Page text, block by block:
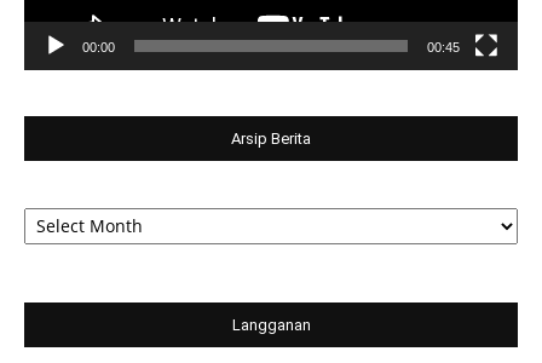
00:00 00:45
Arsip Berita
Arsip
Berita
Langganan